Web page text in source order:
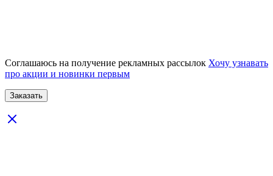
Соглашаюсь на получение рекламных рассылок Хочу узнавать
про акции и новинки первым